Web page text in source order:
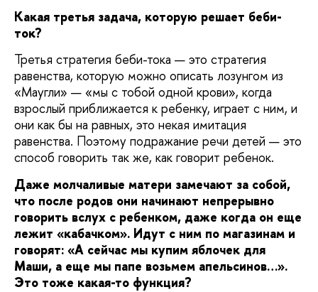
Какая третья задача, которую решает беби-
ток?
Третья стратегия беби-тока — это стратегия
равенства, которую можно описать лозунгом из
«Маугли» — «мы с тобой одной крови», когда
взрослый приближается к ребенку, играет с ним, и
они как бы на равных, это некая имитация
равенства. Поэтому подражание речи детей — это
способ говорить так же, как говорит ребенок.
Даже молчаливые матери замечают за собой,
что после родов они начинают непрерывно
говорить вслух с ребенком, даже когда он еще
лежит «кабачком». Идут с ним по магазинам и
говорят: «А сейчас мы купим яблочек для
Маши, а еще мы папе возьмем апельсинов…».
Это тоже какая-то функция?